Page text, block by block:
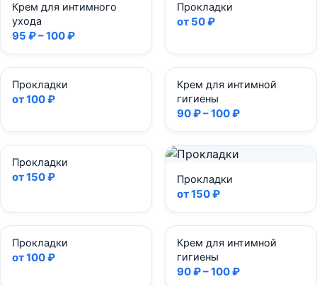
Крем для интимного
ухода
95 ₽ – 100 ₽
Прокладки
от 50 ₽
Прокладки
от 100 ₽
Крем для интимной
гигиены
90 ₽ – 100 ₽
Прокладки
от 150 ₽ Прокладки
от 150 ₽
Прокладки
от 100 ₽
Крем для интимной
гигиены
90 ₽ – 100 ₽